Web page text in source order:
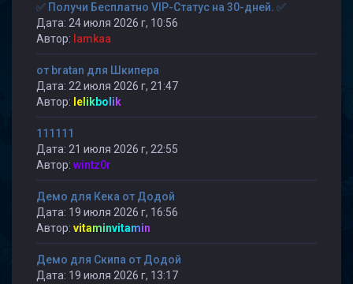
✅ Получи Бесплатно VIP-Статус на 30-дней. ✅
Дата: 24 июля 2026 г, 10:56
Автор: lamkaa
от bratan для Шкипера
Дата: 22 июля 2026 г, 21:47
Автор: lelikbolik
111111
Дата: 21 июля 2026 г, 22:55
Автор: wintz0r
Демо для Кека от Додой
Дата: 19 июля 2026 г, 16:56
Автор: vitaminvitamin
Демо для Скипа от Додой
Дата: 19 июля 2026 г, 13:17